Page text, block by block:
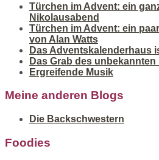
Türchen im Advent: ein
Nikolausabend
Türchen im Advent: ein
von Alan Watts
Das Adventskalenderhaus
Das Grab des unbekannten
Ergreifende Musik
Meine anderen Blogs
Die Backschwestern
Foodies